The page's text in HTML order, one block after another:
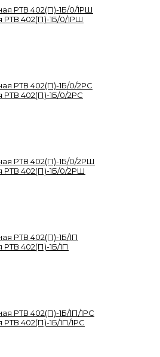
РТВ 402(П)-1Б/0/1РШ
РТВ 402(П)-1Б/0/2РС
РТВ 402(П)-1Б/0/2РШ
402(П)-1Б/1П
402(П)-1Б/1П/1РС